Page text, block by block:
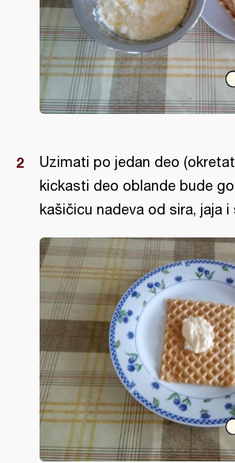
Uzimati po jedan deo
kickasti deo oblande bude
kašičicu nadeva od sira, jaja i